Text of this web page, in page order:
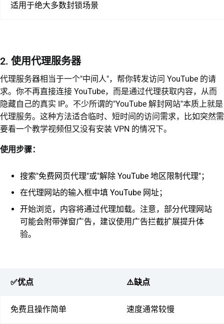
适用于绝大多数封锁场景
2. 使用代理服务器
代理服务器相当于一个"中间人"，帮你转发访问 YouTube 的请
求。你不再直接连接 YouTube，而是通过代理获取内容，从而
隐藏自己的真实 IP。不少所谓的"YouTube 解封网站"本质上就是
代理服务。这种方法适合临时、短时间的访问需求，比如突然需
要看一个教学视频但又没有安装 VPN 的情况下。
使用步骤：
搜索"免费网页代理"或"解除 YouTube 地区限制代理"；
在代理网站的输入框中填 YouTube 网址；
开始浏览，内容将通过代理加载。注意，部分代理网站
可能会附带弹窗广告，建议使用广告拦截扩展提升体
验。
✅优点 ⚠️缺点
免费且操作简单 速度通常较慢